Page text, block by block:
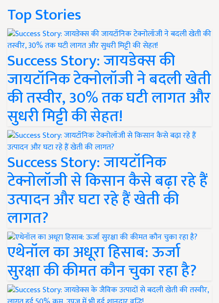
Top Stories
Success Story: जायडेक्स की
जायटॉनिक टेक्नोलॉजी ने बदली खेती
की तस्वीर, 30% तक घटी लागत और
सुधरी मिट्टी की सेहत!
Success Story: जायटॉनिक
टेक्नोलॉजी से किसान कैसे बढ़ा रहे हैं
उत्पादन और घटा रहे हैं खेती की
लागत?
एथेनॉल का अधूरा हिसाब: ऊर्जा
सुरक्षा की कीमत कौन चुका रहा है?